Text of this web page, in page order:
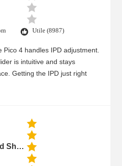
Utile (8987)
Pico 4 handles IPD adjustment.
is intuitive and stays
Getting the IPD just right
Women Cold Shoulder V Neck Rayon Blouse